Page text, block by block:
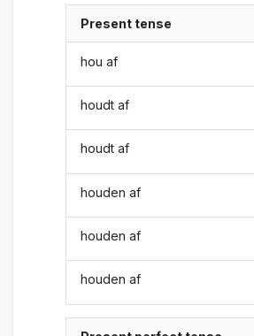
Present tense
hou af
houdt af
houdt af
houden af
houden af
houden af